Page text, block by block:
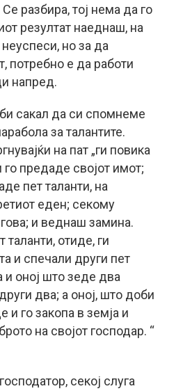
Се разбира, тој нема да го
резултат наеднаш, на
но за да
потребно е да работи
напред.
би сакал да си спомнеме
за талантите.
на пат „ги повика
го предаде својот имот;
пет таланти, на
еден; секому
и веднаш замина.
таланти, отиде, ги
и спечали други пет
и оној што зеде два
два; а оној, што доби
и го закопа в земја и
на својот господар. “
секој слуга